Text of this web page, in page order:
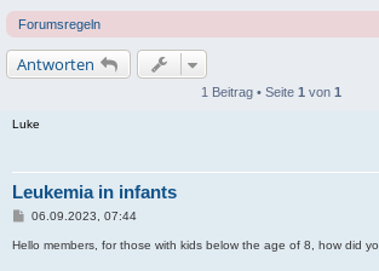
Forumsregeln
Antworten
1 Beitrag • Seite 1 von 1
Luke
Leukemia in infants
B
i
06.09.2023, 07:44
Hello members, for those with kids below the age of 8, how did yo